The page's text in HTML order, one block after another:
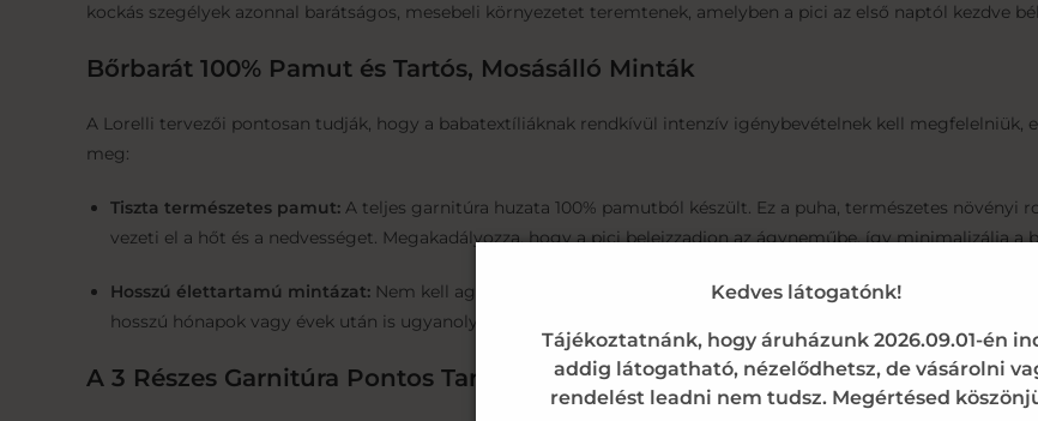
kockás szegélyek azonnal barátságos, mesebeli környezetet teremtenek, amelyben a pici az első naptól kezdve
Bőrbarát 100% Pamut és Tartós, Mosásálló Minták
A Lorelli tervezői pontosan tudják, hogy a babatextíliáknak rendkívül intenzív igénybevételnek kell
meg:
Tiszta természetes pamut: A teljes garnitúra huzata 100% pamutból készült. Ez a puha, természetes
vezeti el a hőt és a nedvességet. Megakadályozza, hogy a pici beleizzadjon az ágyneműbe, így minimalizálja
Hosszú élettartamú mintázat: Nem kell aggódnia a gyakori tisztítás miatt! Az ágyneműk mintája rendkívül
hosszú hónapok vagy évek után is ugyanolyan élénk, tiszta és esztétikus marad, mint az első napon.
A 3 Részes Garnitúra Pontos Tartalma és Méretei:
Kedves látogatónk!
Tájékoztatnánk, hogy áruházunk 2026.09.01-én
addig látogatható, nézelődhetsz, de vásárolni
rendelést leadni nem tudsz. Megértésed